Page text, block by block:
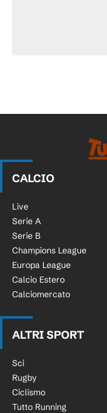
CALCIO
Live
Serie A
Serie B
Champions League
Europa League
Calcio Estero
Calciomercato
ALTRI SPORT
Sci
Rugby
Ciclismo
Tutto Running